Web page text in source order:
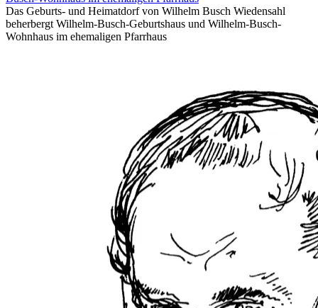
Das Geburts- und Heimatdorf von Wilhelm Busch Wiedensahl
beherbergt Wilhelm-Busch-Geburtshaus und Wilhelm-Busch-
Wohnhaus im ehemaligen Pfarrhaus